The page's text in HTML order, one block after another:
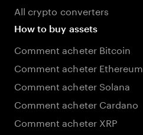
All crypto converters
How to buy assets
Comment acheter Bitcoin
Comment acheter Ethereum
Comment acheter Solana
Comment acheter Cardano
Comment acheter XRP